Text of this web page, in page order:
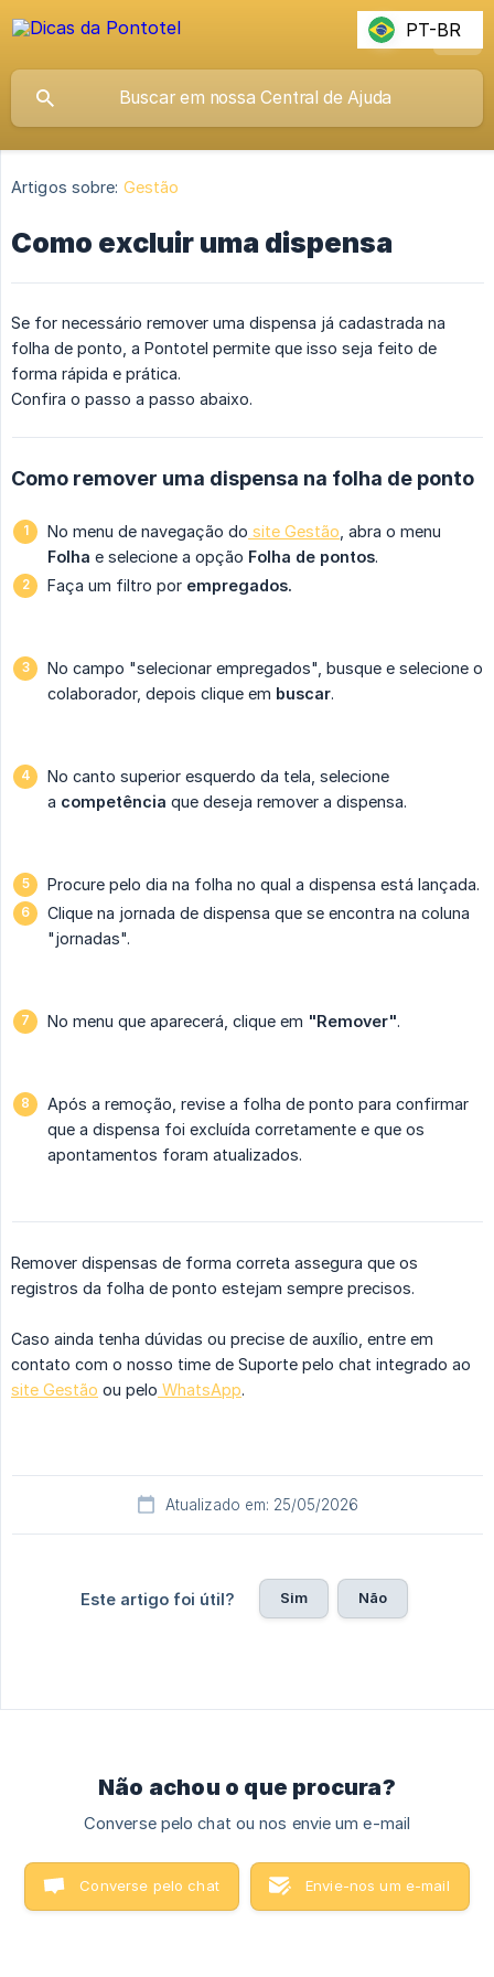
Artigos sobre: Gestão
Como excluir uma dispensa
Se for necessário remover uma dispensa já cadastrada na
folha de ponto, a Pontotel permite que isso seja feito de
forma rápida e prática.
Confira o passo a passo abaixo.
Como remover uma dispensa na folha de ponto
No menu de navegação do site Gestão , abra o menu
Folha e selecione a opção Folha de pontos.
Faça um filtro por empregados.
No campo "selecionar empregados", busque e selecione o
colaborador, depois clique em buscar.
No canto superior esquerdo da tela, selecione
a competência que deseja remover a dispensa.
Procure pelo dia na folha no qual a dispensa está lançada.
Clique na jornada de dispensa que se encontra na coluna
"jornadas".
No menu que aparecerá, clique em "Remover".
Após a remoção, revise a folha de ponto para confirmar
que a dispensa foi excluída corretamente e que os
apontamentos foram atualizados.
Remover dispensas de forma correta assegura que os
registros da folha de ponto estejam sempre precisos.
Caso ainda tenha dúvidas ou precise de auxílio, entre em
contato com o nosso time de Suporte pelo chat integrado ao
site Gestão ou pelo WhatsApp.
Atualizado em: 25/05/2026
Este artigo foi útil? Sim Não
Não achou o que procura?
Converse pelo chat ou nos envie um e-mail
Converse pelo chat Envie-nos um e-mail
PT-BR